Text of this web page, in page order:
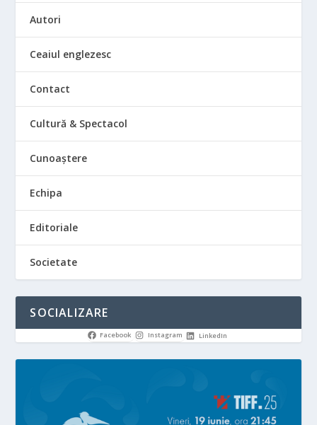
Autori
Ceaiul englezesc
Contact
Cultură & Spectacol
Cunoaștere
Echipa
Editoriale
Societate
SOCIALIZARE
Facebook Instagram LinkedIn